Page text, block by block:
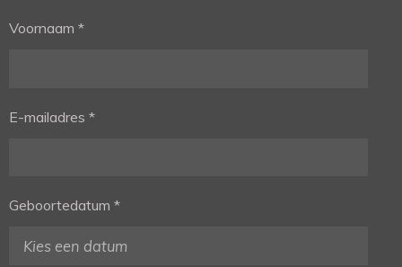
Voornaam *
E-mailadres *
Geboortedatum *